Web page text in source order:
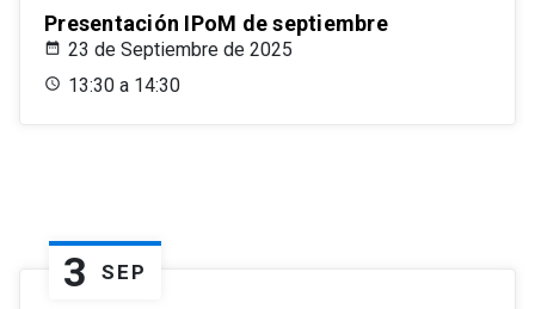
Presentación IPoM de septiembre
23 de Septiembre de 2025
13:30 a 14:30
3 SEP